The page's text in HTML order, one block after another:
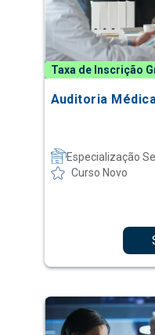
Taxa de Inscrição
Auditoria
Especialização
Curso Novo